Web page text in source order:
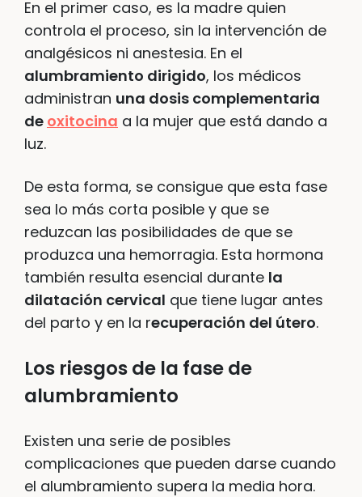
En el primer caso, es la madre quien
controla el proceso, sin la intervención de
analgésicos ni anestesia. En el
alumbramiento dirigido, los médicos
administran una dosis complementaria
de oxitocina a la mujer que está dando a
luz.
De esta forma, se consigue que esta fase
sea lo más corta posible y que se
reduzcan las posibilidades de que se
produzca una hemorragia. Esta hormona
también resulta esencial durante la
dilatación cervical que tiene lugar antes
del parto y en la recuperación del útero.
Los riesgos de la fase de
alumbramiento
Existen una serie de posibles
complicaciones que pueden darse cuando
el alumbramiento supera la media hora.